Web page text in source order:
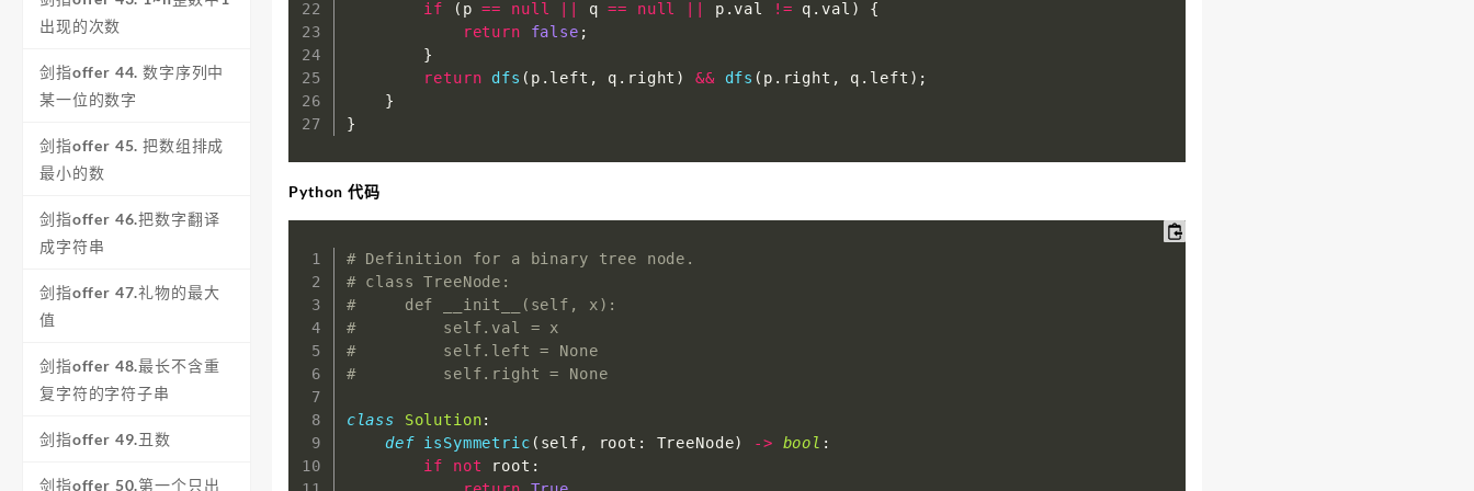
if ( p == null || q == null || p .val != q . val )
{
return
false ;
}
return
dfs ( p . left , q . right ) && dfs ( p . right , q . left ) ;
}
}
Python 代码
# Definition for a binary tree node.
# class TreeNode:
#     def __init__(self, x):
#         self.val = x
#         self.left = None
#         self.right = None
class Solution:
def isSymmetric ( self , root : TreeNode) -> bool :
if
not root :
出现的次数
剑指offer 44. 数字序列中
某一位的数字
剑指offer 45. 把数组排成
最小的数
剑指offer 46.把数字翻译
成字符串
剑指offer 47.礼物的最大
值
剑指offer 48.最长不含重
复字符的字符子串
剑指offer 49.丑数
剑指offer 50.第一个只出